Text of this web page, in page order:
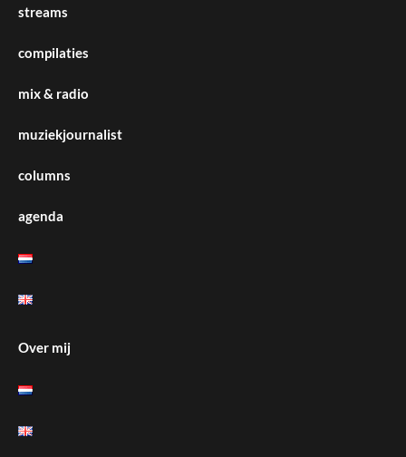
streams
compilaties
mix & radio
muziekjournalist
columns
agenda
Over mij